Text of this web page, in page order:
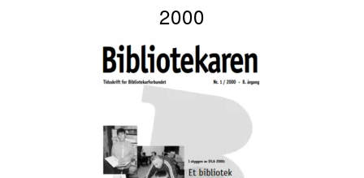
2000